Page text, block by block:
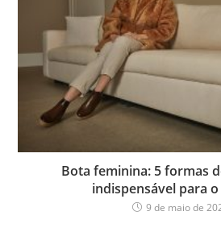
Bota feminina: 5 formas
indispensável para
9 de maio de